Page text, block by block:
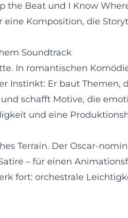
the Beat und I Know
Komposition, die
Soundtrack
In romantischen
Instinkt: Er baut
schafft Motive, die
und eine
Terrain. Der Oscar-
– für einen
fort: orchestrale